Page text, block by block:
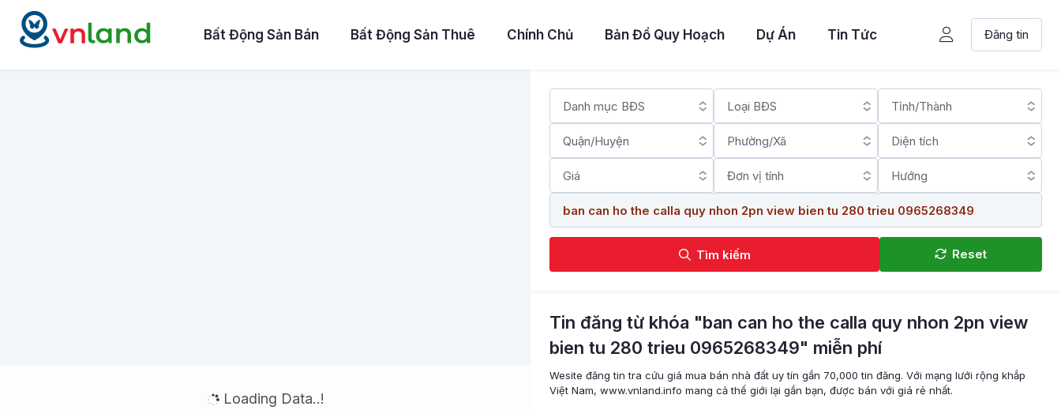
Bất Động Sản Bán Bất Động Sản Thuê Chính Chủ Bản Đồ Quy Hoạch Dự Án Tin Tức Đăng tin
Tìm kiếm Reset
Tin đăng từ khóa "ban can ho the calla quy nhon 2pn view
bien tu 280 trieu 0965268349" miễn phí
Wesite đăng tin tra cứu giá mua bán nhà đất uy tín gần 70,000 tin đăng. Với mạng lưới rộng khắp
Việt Nam, www.vnland.info mang cả thế giới lại gần bạn, được bán với giá rẻ nhất.
Loading Data..!